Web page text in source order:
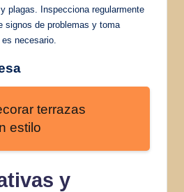
y plagas. Inspecciona regularmente
signos de problemas y toma
necesario.
terrazas
estilo
y